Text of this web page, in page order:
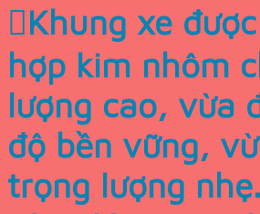
Khung xe
hợp kim nhôm
lượng cao, vừa
độ bền vững,
trọng lượng